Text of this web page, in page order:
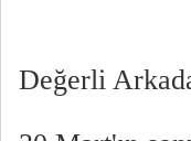
Değerli